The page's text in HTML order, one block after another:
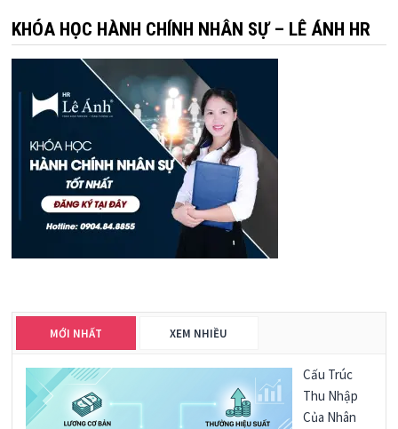
KHÓA HỌC HÀNH CHÍNH NHÂN SỰ – LÊ ÁNH HR
MỚI NHẤT XEM NHIỀU
Cấu Trúc
Thu Nhập
Của Nhân